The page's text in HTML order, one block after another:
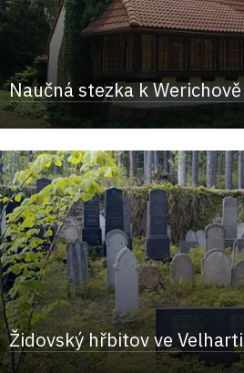
Naučná stezka k
Židovský hřbitov ve